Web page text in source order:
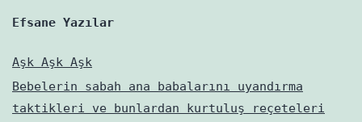
Efsane Yazılar
Aşk Aşk Aşk
Bebelerin sabah ana babalarını uyandırma
taktikleri ve bunlardan kurtuluş reçeteleri